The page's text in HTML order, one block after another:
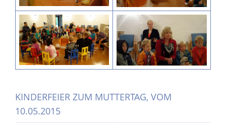
KINDERFEIER ZUM MUTTERTAG, VOM
10.05.2015